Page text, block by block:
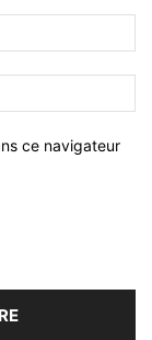
ce navigateur